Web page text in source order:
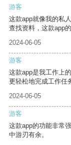
游客
这款app就像我的私
查找资料，这款app
2024-06-05
游客
这款app是我工作上
更轻松地完成工作任
2024-06-05
游客
这款app的功能非常
中游刃有余。